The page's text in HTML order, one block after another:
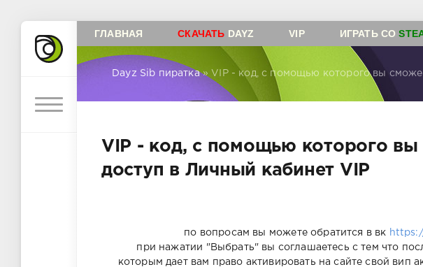
ГЛАВНАЯ СКАЧАТЬ DAYZ VIP ИГРАТЬ СО
Dayz Sib пиратка» VIP - код, с помощью которого вы
VIP - код, с помощью которого вы
доступ в Личный кабинет VIP
по вопросам вы можете обратится в вк
при нажатии "Выбрать" вы соглашаетесь с тем что
которым дает вам право активировать на сайте свой вип